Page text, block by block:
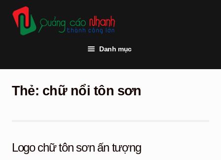
đến
Điều
Chuyển
đến
nội
Danh mục
Thi công quảng cáo
Khách hàng
Thẻ: chữ nổi tôn sơn
Logo chữ tôn sơn ấn tượng